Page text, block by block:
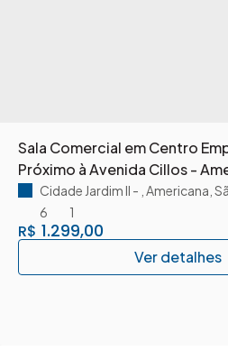
Sala Comercial em Centro
Próximo à Avenida Cillos -
R$ 1.299,00
Cidade Jardim II Americana
6
1